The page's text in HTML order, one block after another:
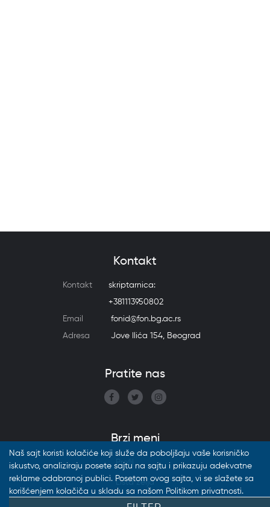
Kontakt
Kontakt
skriptarnica:
+381113950802
Email
fonid@fon.bg.ac.rs
Adresa
Jove Ilića 154, Beograd
Pratite nas
Brzi meni
Profil
Lista želja
Katalozi
Naš sajt koristi kolačiće koji služe da poboljšaju vaše korisničko
iskustvo, analiziraju posete sajtu na sajtu i prikazuju adekvatne
reklame odabranoj publici. Posetom ovog sajta, vi se slažete sa
korišćenjem kolačiča u skladu sa našom Politikom privatnosti.